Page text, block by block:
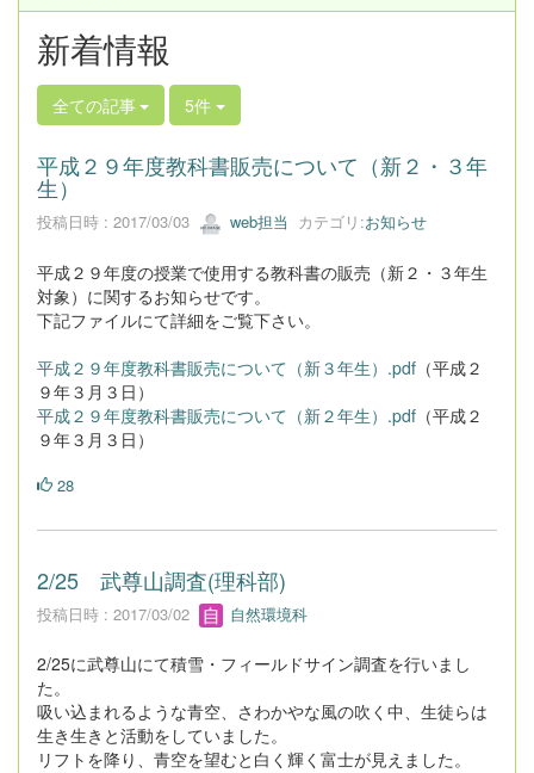
新着情報
全ての記事 5件
平成２９年度教科書販売について（新２・３年
生）
投稿日時 : 2017/03/03 web担当 カテゴリ:お知らせ
平成２９年度の授業で使用する教科書の販売（新２・３年生
対象）に関するお知らせです。
下記ファイルにて詳細をご覧下さい。
平成２９年度教科書販売について（新３年生）.pdf （平成２
９年３月３日）
平成２９年度教科書販売について（新２年生）.pdf （平成２
９年３月３日）
28
2/25 武尊山調査(理科部)
投稿日時 : 2017/03/02 自然環境科
2/25に武尊山にて積雪・フィールドサイン調査を行いまし
た。
吸い込まれるような青空、さわかやな風の吹く中、生徒らは
生き生きと活動をしていました。
リフトを降り、青空を望むと白く輝く富士が見えました。